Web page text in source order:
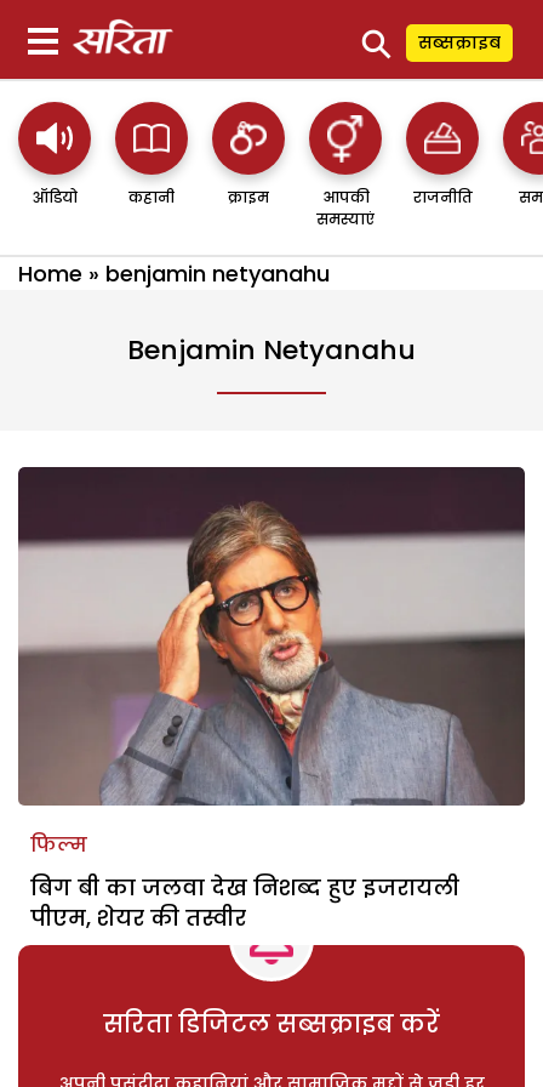
⚲ सब्सक्राइब
ऑडियो कहानी क्राइम
आपकी
समस्याएं
राजनीति
Home » benjamin netyanahu
Benjamin Netyanahu
फिल्म
बिग बी का जलवा देख निशब्द हुए इजरायली
पीएम, शेयर की तस्वीर
सरिता डिजिटल सब्सक्राइब करें